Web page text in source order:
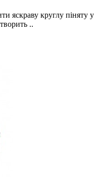
яскраву круглу піняту у
..